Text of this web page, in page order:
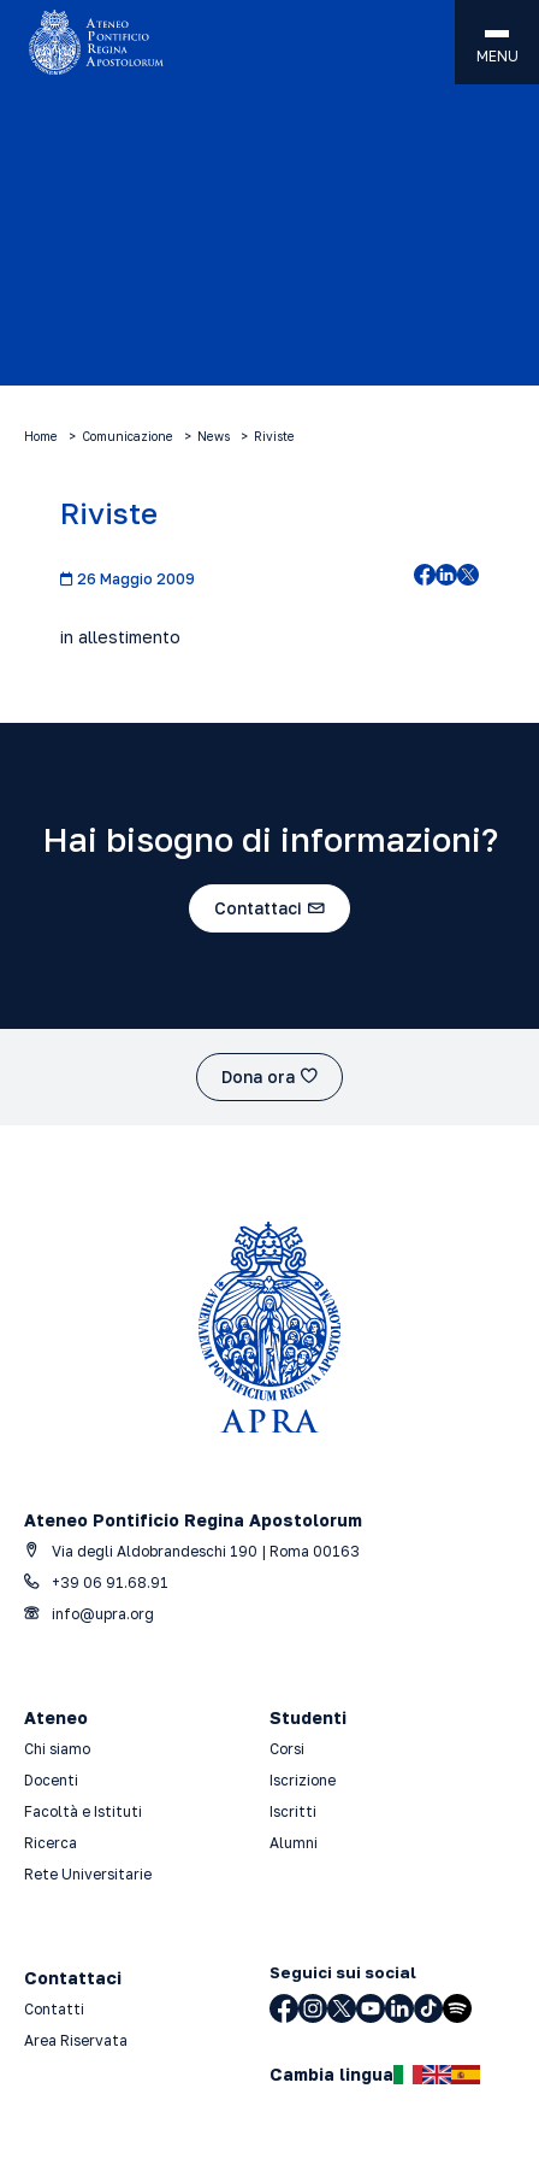
MENU
Home Comunicazione News Riviste
Riviste
26 Maggio 2009
in allestimento
Hai bisogno di informazioni?
Contattaci
Dona ora
Ateneo Pontificio Regina Apostolorum
Via degli Aldobrandeschi 190 | Roma 00163
+39 06 91.68.91
info@upra.org
Ateneo
Chi siamo
Docenti
Facoltà e Istituti
Ricerca
Rete Universitarie
Studenti
Corsi
Iscrizione
Iscritti
Alumni
Contattaci
Contatti
Area Riservata
Seguici sui social
Cambia lingua